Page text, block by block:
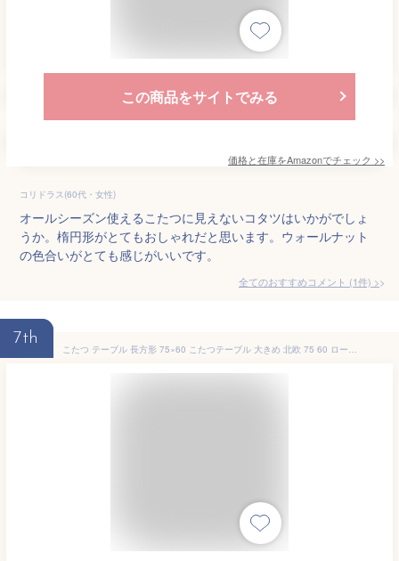
この商品をサイトでみる
価格と在庫をAmazonでチェック >>
コリドラス(60代・女性)
オールシーズン使えるこたつに見えないコタツはいかがでしょ
うか。楕円形がとてもおしゃれだと思います。ウォールナット
の色合いがとても感じがいいです。
全てのおすすめコメント (1件) >
7th
こたつ テーブル 長方形 75×60 こたつテーブル 大きめ 北欧 75 60 ローテーブル コタツ オールシーズン ロータイプ おしゃれ 一人用 炬燵 一人暮らし 軽量 1人用 和室 大きい 電気こたつ 木目 ミニ 座卓 火燵 天然木 コタツテーブル 2人用 ミニこたつ 薄型